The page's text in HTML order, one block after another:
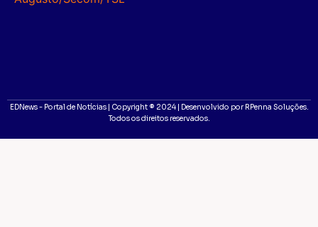
EDNews - Portal de Notícias | Copyright ® 2024 | Desenvolvido por RPenna Soluções.
Todos os direitos reservados.